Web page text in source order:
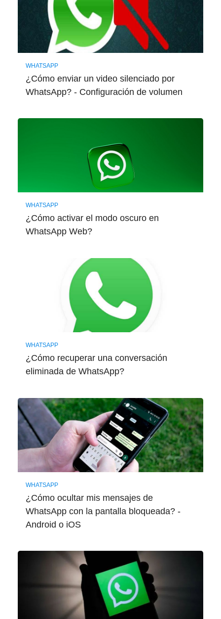
WHATSAPP
¿Cómo enviar un video silenciado por
WhatsApp? - Configuración de volumen
WHATSAPP
¿Cómo activar el modo oscuro en
WhatsApp Web?
WHATSAPP
¿Cómo recuperar una conversación
eliminada de WhatsApp?
WHATSAPP
¿Cómo ocultar mis mensajes de
WhatsApp con la pantalla bloqueada? -
Android o iOS